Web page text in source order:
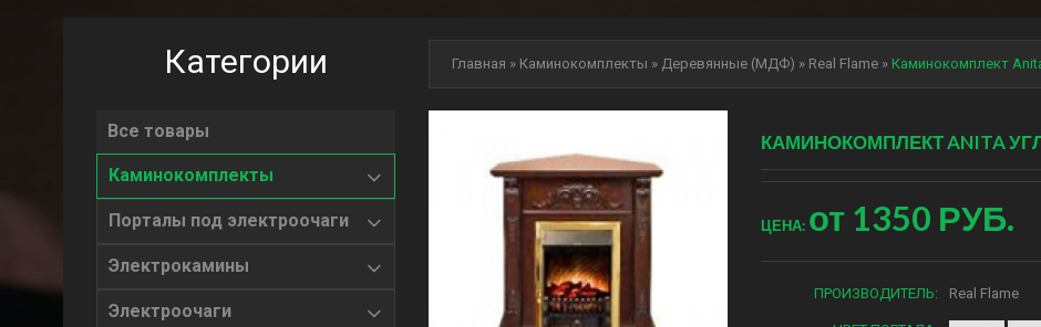
Категории
Все товары
Каминокомплекты
Порталы под электроочаги
Электрокамины
Электроочаги
Главная » Каминокомплекты » Деревянные (МДФ) » Real Flame » Каминокомплект
КАМИНОКОМПЛЕКТ ANITA
ЦЕНА: от 1350 РУБ.
ПРОИЗВОДИТЕЛЬ: Real Flame